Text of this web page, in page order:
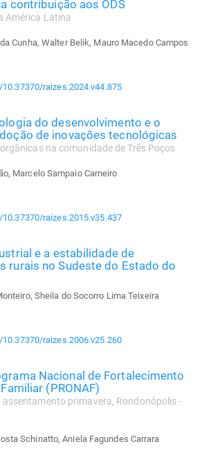
contribuição aos ODS
América Latina
Cunha, Walter Belik, Mauro Macedo Campos
raizes.2024.v44.875
do desenvolvimento e o
de inovações tecnológicas
na comunidade de Três Poços
Marcelo Sampaio Carneiro
raizes.2015.v35.437
e a estabilidade de
rurais no Sudeste do Estado do
Sheila do Socorro Lima Teixeira
raizes.2006.v25.260
Nacional de Fortalecimento
(PRONAF)
primavera, Rondonópolis -
Schinatto, Aniela Fagundes Carrara